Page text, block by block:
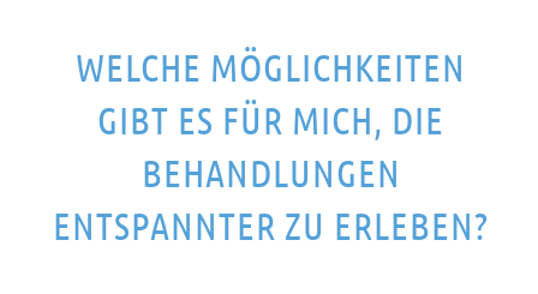
WELCHE MÖGLICHKEITEN
GIBT ES FÜR MICH, DIE
BEHANDLUNGEN
ENTSPANNTER ZU ERLEBEN?